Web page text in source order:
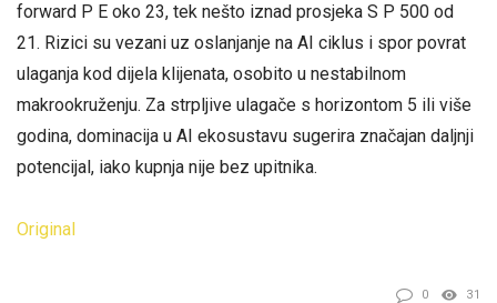
forward P E oko 23, tek nešto iznad prosjeka S P 500 od
21. Rizici su vezani uz oslanjanje na AI ciklus i spor povrat
ulaganja kod dijela klijenata, osobito u nestabilnom
makrookruženju. Za strpljive ulagače s horizontom 5 ili više
godina, dominacija u AI ekosustavu sugerira značajan daljnji
potencijal, iako kupnja nije bez upitnika.
Original
0 31